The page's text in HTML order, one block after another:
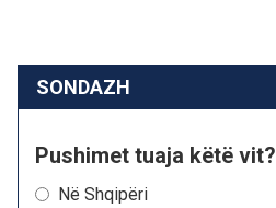
SONDAZH
Pushimet tuaja këtë vit?
Në Shqipëri